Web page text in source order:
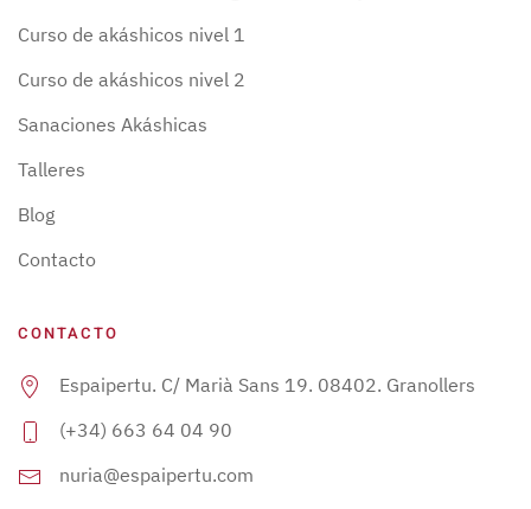
Curso de akáshicos nivel 1
Curso de akáshicos nivel 2
Sanaciones Akáshicas
Talleres
Blog
Contacto
CONTACTO
Espaipertu. C/ Marià Sans 19. 08402. Granollers
(+34) 663 64 04 90
nuria@espaipertu.com